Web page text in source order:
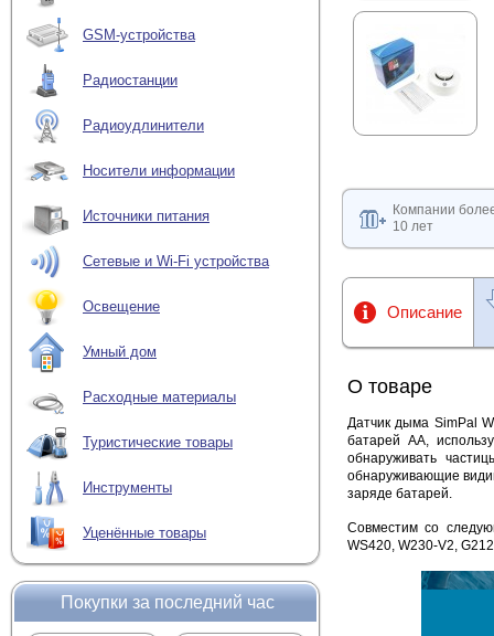
GSM-устройства
Радиостанции
Радиоудлинители
Носители информации
Источники питания
Сетевые и Wi-Fi устройства
Освещение
Умный дом
Расходные материалы
Туристические товары
Инструменты
Уценённые товары
Покупки за последний час
Компании
10 лет
Описание
О товаре
Датчик дыма SimPal
батарей АА,
обнаруживать
обнаруживающие
заряде батарей.
Совместим со
WS420, W230-V2,